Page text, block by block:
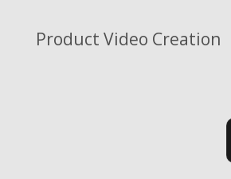
Product Video Creation